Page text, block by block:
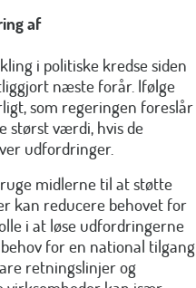
af
i politiske kredse siden
næste forår. Ifølge
som regeringen foreslår
størst værdi, hvis de
udfordringer.
midlerne til at støtte
kan reducere behovet for
i at løse udfordringerne
for en national tilgang
retningslinjer og